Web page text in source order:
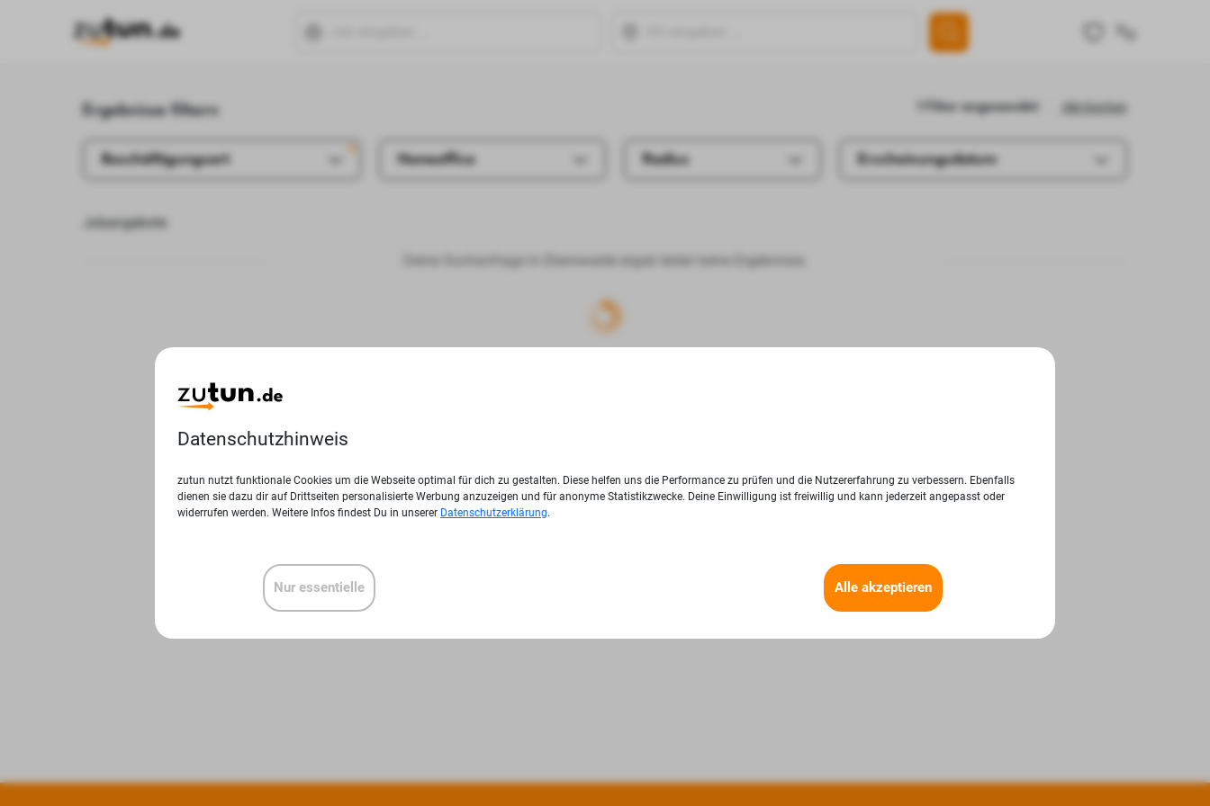
Ergebnisse filtern Alle löschen
1 Filter angewendet
Beschäftigungsart Homeoffice Radius Erscheinungsdatum
Jobangebote
Deine Suchanfrage in Eberswalde ergab leider keine Ergebnisse.
Datenschutzhinweis
zutun nutzt funktionale Cookies um die Webseite optimal für dich zu gestalten. Diese helfen uns die Performance zu prüfen und die Nutzererfahrung zu verbessern. Ebenfalls
dienen sie dazu dir auf Drittseiten personalisierte Werbung anzuzeigen und für anonyme Statistikzwecke. Deine Einwilligung ist freiwillig und kann jederzeit angepasst oder
widerrufen werden. Weitere Infos findest Du in unserer Datenschutzerklärung.
Alle akzeptieren
Nur essentielle